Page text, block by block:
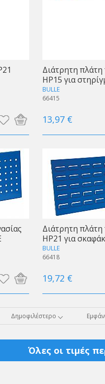
Διάτρητη πλάτη
HP15 για
BULLE
66415
13,97 €
Διάτρητη πλάτη
HP21 για
BULLE
66418
19,72 €
Δημοφιλέστερο
Όλες οι τιμές